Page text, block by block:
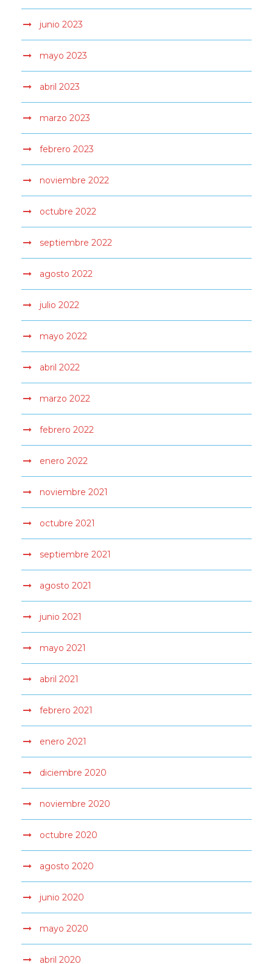
junio 2023
mayo 2023
abril 2023
marzo 2023
febrero 2023
noviembre 2022
octubre 2022
septiembre 2022
agosto 2022
julio 2022
mayo 2022
abril 2022
marzo 2022
febrero 2022
enero 2022
noviembre 2021
octubre 2021
septiembre 2021
agosto 2021
junio 2021
mayo 2021
abril 2021
febrero 2021
enero 2021
diciembre 2020
noviembre 2020
octubre 2020
agosto 2020
junio 2020
mayo 2020
abril 2020